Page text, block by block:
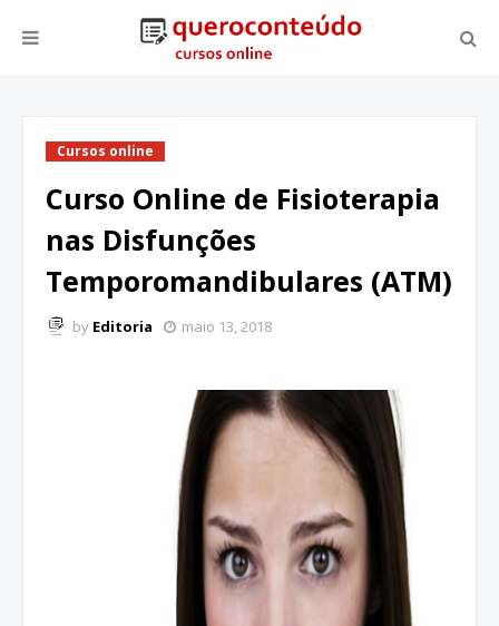
Cursos online
Curso Online de Fisioterapia
nas Disfunções
Temporomandibulares (ATM)
by Editoria maio 13, 2018